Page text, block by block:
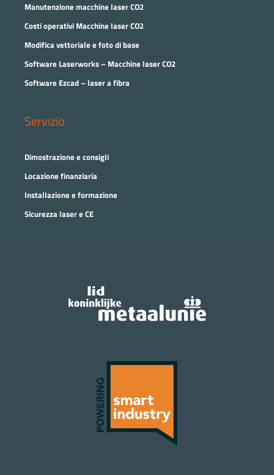
Manutenzione macchine laser CO2
Costi operativi Macchine laser CO2
Modifica vettoriale e foto di base
Software Laserworks – Macchine laser CO2
Software Ezcad – laser a fibra
Servizio
Dimostrazione e consigli
Locazione finanziaria
Installazione e formazione
Sicurezza laser e CE